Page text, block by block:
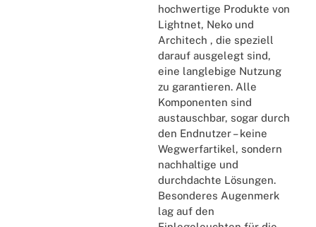
hochwertige Produkte von
Lightnet, Neko und
Architech , die speziell
darauf ausgelegt sind,
eine langlebige Nutzung
zu garantieren. Alle
Komponenten sind
austauschbar, sogar durch
den Endnutzer – keine
Wegwerfartikel, sondern
nachhaltige und
durchdachte Lösungen.
Besonderes Augenmerk
lag auf den